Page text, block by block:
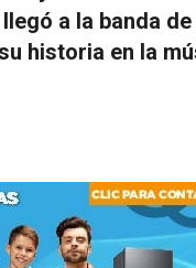
a la banda
historia en la